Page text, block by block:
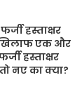
हस्ताक्षर
खिलाफ एक और
हस्ताक्षर
नए का क्या?